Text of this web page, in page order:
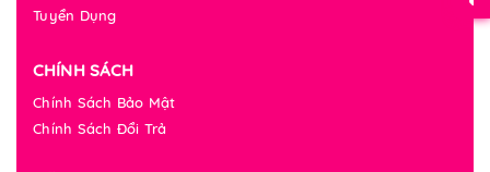
Tuyển Dụng
CHÍNH SÁCH
Chính Sách Bảo Mật
Chính Sách Đổi Trả